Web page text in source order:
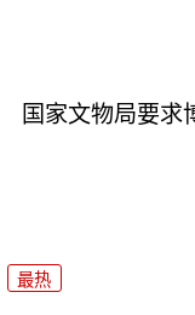
国家文物局要求
最热